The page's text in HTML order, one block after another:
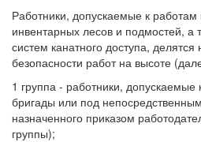
Работники, допускаемые к
инвентарных лесов и подмостей, а
систем канатного доступа,
безопасности работ на высоте
1 группа - работники, допускаемые
бригады или под
назначенного приказом
группы);